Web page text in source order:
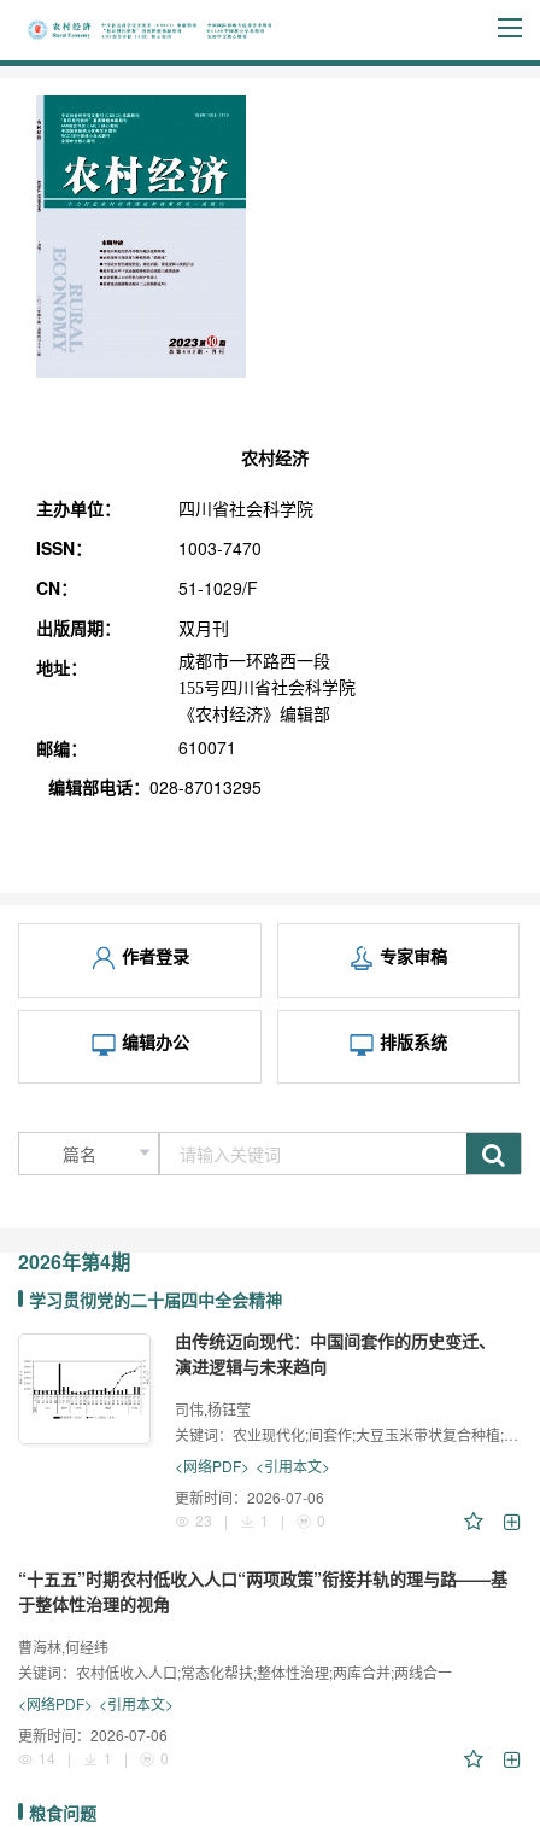
农村经济
主办单位：
四川省社会科学院
ISSN：
1003-7470
CN：
51-1029/F
出版周期：
双月刊
地址：
成都市一环路西一段
155号四川省社会科学院
《农村经济》编辑部
邮编：
610071
编辑部电话： 028-87013295
作者登录 专家审稿
编辑办公 排版系统
2026年第4期
学习贯彻党的二十届四中全会精神
由传统迈向现代：中国间套作的历史变迁、
演进逻辑与未来趋向
司伟,杨钰莹
关键词： 农业现代化;间套作;大豆玉米带状复合种植;演进逻辑;历史分析
<网络PDF> <引用本文>
更新时间： 2026-07-06
23
| 1 | 0
“十五五”时期农村低收入人口“两项政策”衔接并轨的理与路——基
于整体性治理的视角
曹海林,何经纬
关键词： 农村低收入人口;常态化帮扶;整体性治理;两库合并;两线合一
<网络PDF> <引用本文>
更新时间： 2026-07-06
14
| 1 | 0
粮食问题